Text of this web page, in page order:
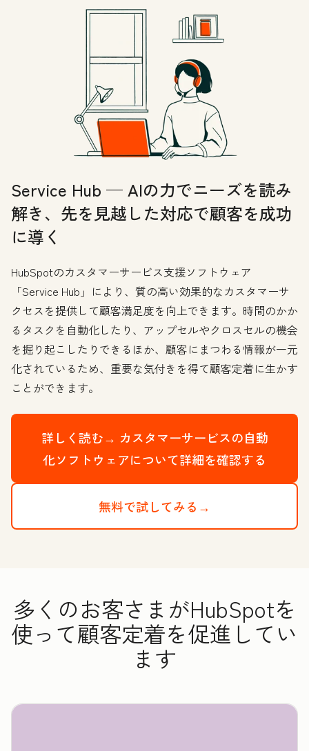
Service Hub — AIの力でニーズを読み
解き、先を見越した対応で顧客を成功
に導く
HubSpotのカスタマーサービス支援ソフトウェア
「Service Hub」により、質の高い効果的なカスタマーサ
クセスを提供して顧客満足度を向上できます。時間のかか
るタスクを自動化したり、アップセルやクロスセルの機会
を掘り起こしたりできるほか、顧客にまつわる情報が一元
化されているため、重要な気付きを得て顧客定着に生かす
ことができます。
詳しく読む→ カスタマーサービスの自動
化ソフトウェアについて詳細を確認する
無料で試してみる→
多くのお客さまがHubSpotを
使って顧客定着を促進してい
ます